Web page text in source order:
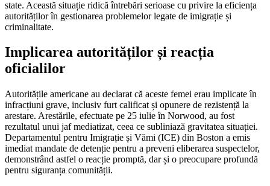
state. Această situație ridică întrebări serioase cu privire la eficiența
autorităților în gestionarea problemelor legate de imigrație și
criminalitate.
Implicarea autorităților și reacția
oficialilor
Autoritățile americane au declarat că aceste femei erau implicate în
infracțiuni grave, inclusiv furt calificat și opunere de rezistență la
arestare. Arestările, efectuate pe 25 iulie în Norwood, au fost
rezultatul unui jaf mediatizat, ceea ce subliniază gravitatea situației.
Departamentul pentru Imigrație și Vămi (ICE) din Boston a emis
imediat mandate de detenție pentru a preveni eliberarea suspectelor,
demonstrând astfel o reacție promptă, dar și o preocupare profundă
pentru siguranța comunității.